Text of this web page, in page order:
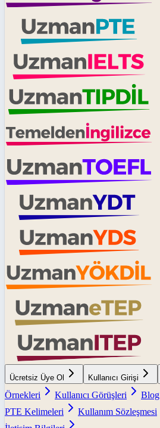
Ücretsiz Üye Ol Kullanıcı Girişi
Örnekleri
Kullanıcı Görüşleri Blog
PTE Kelimeleri
Kullanım Sözleşmesi